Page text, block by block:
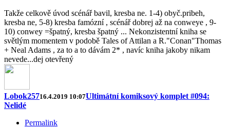
Takže celkově úvod scénář bavil, kresba ne. 1-4) obyč.pribeh,
kresba ne, 5-8) kresba famózní , scénář dobrej až na conweye , 9-
10) conwey =špatný, kresba špatný ... Nekonzistentní kniha se
světlým momentem v podobě Tales of Attilan a R."Conan"Thomas
+ Neal Adams , za to a to dávám 2* , navíc kniha jakoby nikam
nevede...dej otevřený
Lobok25716.4.2019 10:07Ultimátní komiksový komplet #094:
Nelidé
Permalink